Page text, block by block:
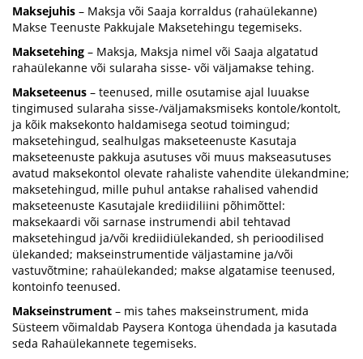
Maksejuhis – Maksja või Saaja korraldus (rahaülekanne)
Makse Teenuste Pakkujale Maksetehingu tegemiseks.
Maksetehing – Maksja, Maksja nimel või Saaja algatatud
rahaülekanne või sularaha sisse- või väljamakse tehing.
Makseteenus – teenused, mille osutamise ajal luuakse
tingimused sularaha sisse-/väljamaksmiseks kontole/kontolt,
ja kõik maksekonto haldamisega seotud toimingud;
maksetehingud, sealhulgas makseteenuste Kasutaja
makseteenuste pakkuja asutuses või muus makseasutuses
avatud maksekontol olevate rahaliste vahendite ülekandmine;
maksetehingud, mille puhul antakse rahalised vahendid
makseteenuste Kasutajale krediidiliini põhimõttel:
maksekaardi või sarnase instrumendi abil tehtavad
maksetehingud ja/või krediidiülekanded, sh perioodilised
ülekanded; makseinstrumentide väljastamine ja/või
vastuvõtmine; rahaülekanded; makse algatamise teenused,
kontoinfo teenused.
Makseinstrument – mis tahes makseinstrument, mida
Süsteem võimaldab Paysera Kontoga ühendada ja kasutada
seda Rahaülekannete tegemiseks.